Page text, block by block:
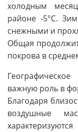
холодным
районе -5°C.
снежными и
Общая
покрова в
важную роль в
Благодаря
воздушные